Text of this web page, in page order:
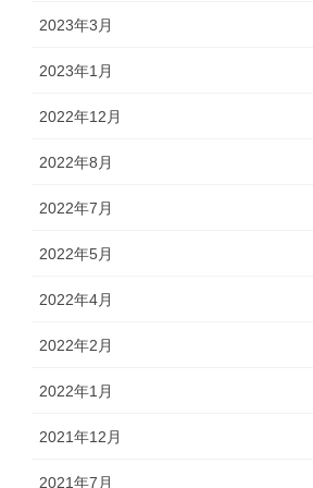
2023年3月
2023年1月
2022年12月
2022年8月
2022年7月
2022年5月
2022年4月
2022年2月
2022年1月
2021年12月
2021年7月